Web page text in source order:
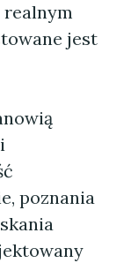
realnym
jest
poznania